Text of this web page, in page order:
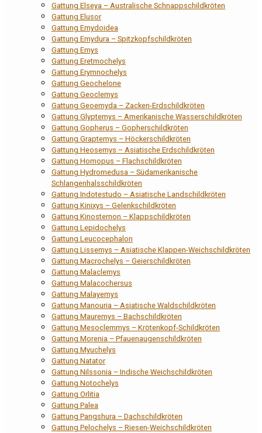
Gattung Elseya – Australische Schnappschildkröten
Gattung Elusor
Gattung Emydoidea
Gattung Emydura – Spitzkopfschildkröten
Gattung Emys
Gattung Eretmochelys
Gattung Erymnochelys
Gattung Geochelone
Gattung Geoclemys
Gattung Geoemyda – Zacken-Erdschildkröten
Gattung Glyptemys – Amerikanische Wasserschildkröten
Gattung Gopherus – Gopherschildkröten
Gattung Graptemys – Höckerschildkröten
Gattung Heosemys – Asiatische Erdschildkröten
Gattung Homopus – Flachschildkröten
Gattung Hydromedusa – Südamerikanische
Schlangenhalsschildkröten
Gattung Indotestudo – Asiatische Landschildkröten
Gattung Kinixys – Gelenkschildkröten
Gattung Kinosternon – Klappschildkröten
Gattung Lepidochelys
Gattung Leucocephalon
Gattung Lissemys – Asiatische Klappen-Weichschildkröten
Gattung Macrochelys – Geierschildkröten
Gattung Malaclemys
Gattung Malacochersus
Gattung Malayemys
Gattung Manouria – Asiatische Waldschildkröten
Gattung Mauremys – Bachschildkröten
Gattung Mesoclemmys – Krötenkopf-Schildkröten
Gattung Morenia – Pfauenaugenschildkröten
Gattung Myuchelys
Gattung Natator
Gattung Nilssonia – Indische Weichschildkröten
Gattung Notochelys
Gattung Orlitia
Gattung Palea
Gattung Pangshura – Dachschildkröten
Gattung Pelochelys – Riesen-Weichschildkröten